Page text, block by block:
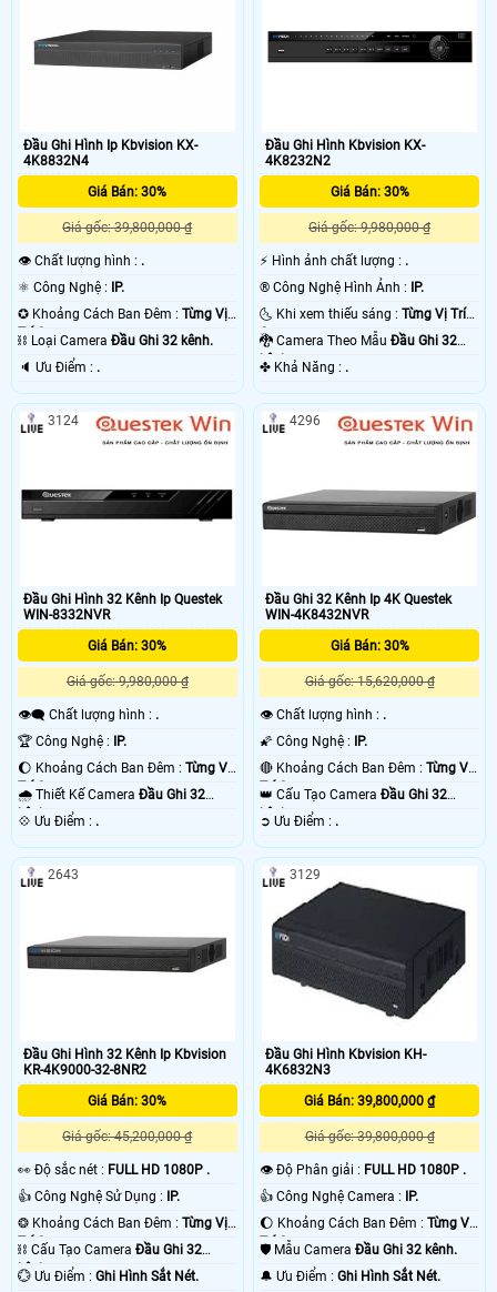
Đầu Ghi Hình Ip Kbvision KX-
4K8832N4
Giá Bán: 30%
Giá gốc: 39,800,000 ₫
👁 Chất lượng hình : .
⚛️ Công Nghệ :
IP.
✪ Khoảng Cách Ban Đêm : Từng Vị
Trí Camera .
⛓ Loại Camera Đầu Ghi 32 kênh.
️🔈 Ưu Điểm : .
Đầu Ghi Hình Kbvision KX-
4K8232N2
Giá Bán: 30%
Giá gốc: 9,980,000 ₫
️⚡ Hình ảnh chất lượng : .
®️ Công Nghệ Hình Ảnh :
IP.
🌜 Khi xem thiếu sáng :Từng Vị Trí
Camera .
🐉️ Camera Theo MẫuĐầu Ghi 32
kênh.
️✤ Khả Năng : .
Đầu Ghi Hình 32 Kênh Ip Questek
WIN-8332NVR
Giá Bán: 30%
Giá gốc: 9,980,000 ₫
👁️‍🗨 Chất lượng hình : .
🏆 Công Nghệ :
IP.
🌔 Khoảng Cách Ban Đêm : Từng Vị
Trí Camera .
🌧️ Thiết Kế Camera Đầu Ghi 32
kênh.
️💠 Ưu Điểm : .
3124
Đầu Ghi 32 Kênh Ip 4K Questek
WIN-4K8432NVR
Giá Bán: 30%
Giá gốc: 15,620,000 ₫
👁 Chất lượng hình : .
🌠 Công Nghệ :
IP.
🔴 Khoảng Cách Ban Đêm :Từng Vị
Trí Camera .
👑 Cấu Tạo CameraĐầu Ghi 32
kênh.
️➲ Ưu Điểm : .
4296
Đầu Ghi Hình 32 Kênh Ip Kbvision
KR-4K9000-32-8NR2
Giá Bán: 30%
Giá gốc: 45,200,000 ₫
️👀 Độ sắc nét : FULL HD 1080P .
👍 Công Nghệ Sử Dụng : IP.
❂ Khoảng Cách Ban Đêm : Từng Vị
Trí Camera .
⛓ Cấu Tạo Camera Đầu Ghi 32
kênh.
️💮 Ưu Điểm : Ghi Hình Sắt Nét.
2643
Đầu Ghi Hình Kbvision KH-
4K6832N3
Giá Bán: 39,800,000 ₫
Giá gốc: 39,800,000 ₫
👁 Độ Phân giải : FULL HD 1080P .
👍 Công Nghệ Camera : IP.
🌔 Khoảng Cách Ban Đêm :Từng Vị
Trí Camera .
🛡 Mẫu CameraĐầu Ghi 32 kênh.
️🔔 Ưu Điểm :Ghi Hình Sắt Nét.
3129